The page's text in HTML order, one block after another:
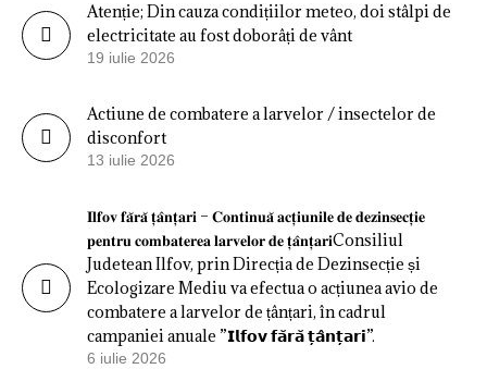
Atenție; Din cauza condițiilor meteo, doi stâlpi de
electricitate au fost doborâți de vânt
19 iulie 2026
Actiune de combatere a larvelor / insectelor de
disconfort
13 iulie 2026
𝐈𝐥𝐟𝐨𝐯 𝐟𝐚̆𝐫𝐚̆ 𝐭̦𝐚̂𝐧𝐭̦𝐚𝐫𝐢 – 𝐂𝐨𝐧𝐭𝐢𝐧𝐮𝐚̆ 𝐚𝐜𝐭̦𝐢𝐮𝐧𝐢𝐥𝐞 𝐝𝐞 𝐝𝐞𝐳𝐢𝐧𝐬𝐞𝐜𝐭̦𝐢𝐞
𝐩𝐞𝐧𝐭𝐫𝐮 𝐜𝐨𝐦𝐛𝐚𝐭𝐞𝐫𝐞𝐚 𝐥𝐚𝐫𝐯𝐞𝐥𝐨𝐫 𝐝𝐞 𝐭̦𝐚̂𝐧𝐭̦𝐚𝐫𝐢Consiliul
Judetean Ilfov, prin Direcția de Dezinsecție și
Ecologizare Mediu va efectua o acțiunea avio de
combatere a larvelor de țânțari, în cadrul
campaniei anuale ”𝗜𝗹𝗳𝗼𝘃 𝗳𝗮̆𝗿𝗮̆ 𝘁̦𝗮̂𝗻𝘁̦𝗮𝗿𝗶”.
6 iulie 2026